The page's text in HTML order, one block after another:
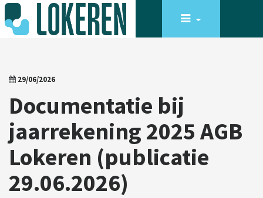
29/06/2026
Documentatie bij
jaarrekening 2025 AGB
Lokeren (publicatie
29.06.2026)